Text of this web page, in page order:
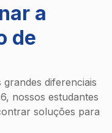
a
de
diferenciais
nossos estudantes
soluções para